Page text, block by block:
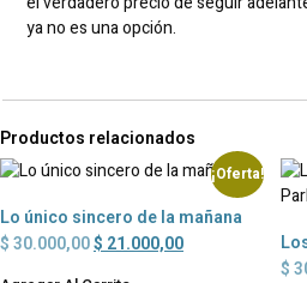
ya no es una opción.
Productos relacionados
¡Oferta!
Lo único sincero de la mañana
$ 30.000,00$ 21.000,00
$